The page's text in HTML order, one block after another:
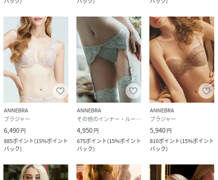
ANNEBRA
ブラジャー
6,490円
885ポイント(15%ポイント
バック)
ANNEBRA
その他のインナー・ルームウェア
4,950円
675ポイント(15%ポイント
バック)
ANNEBRA
ブラジャー
5,940円
810ポイント(15%ポイント
バック)